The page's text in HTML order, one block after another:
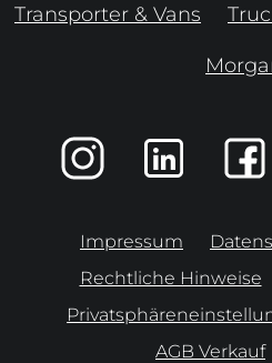
Transporter & Vans
Impressum
Rechtliche Hinweise
AGB Verkauf